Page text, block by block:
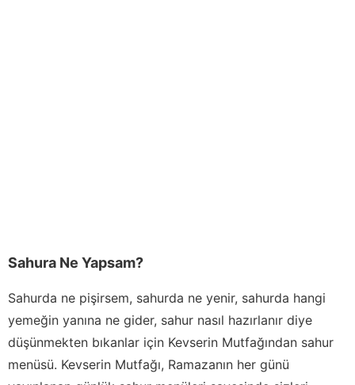
Sahura Ne Yapsam?
Sahurda ne pişirsem, sahurda ne yenir, sahurda hangi
yemeğin yanına ne gider, sahur nasıl hazırlanır diye
düşünmekten bıkanlar için Kevserin Mutfağından sahur
menüsü. Kevserin Mutfağı, Ramazanın her günü